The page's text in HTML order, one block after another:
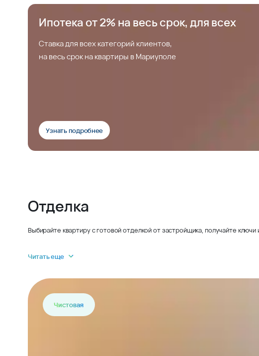
Ипотека от 2% на весь срок, для всех
Ставка для всех категорий клиентов,
на весь срок на квартиры в Мариуполе
Узнать подробнее
Отделка
Выбирайте квартиру с готовой отделкой от застройщика, получайте
Читать еще
Чистовая